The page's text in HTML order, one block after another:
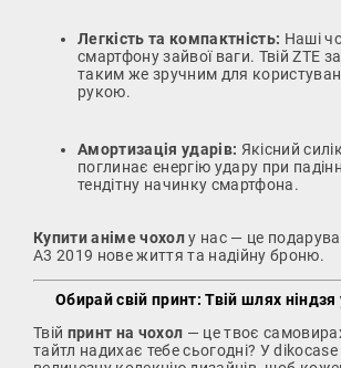
Легкість та компактність: Наші
смартфону зайвої ваги. Твій ZTE
таким же зручним для
рукою.
Амортизація ударів: Якісний
поглинає енергію удару при
тендітну начинку смартфона.
Купити аніме чохолу нас — це
A3 2019 нове життя та надійну броню.
Обирай свій принт: Твій шлях ніндзя
Твій принт на чохол — це твоє
тайтл надихає тебе сьогодні? У